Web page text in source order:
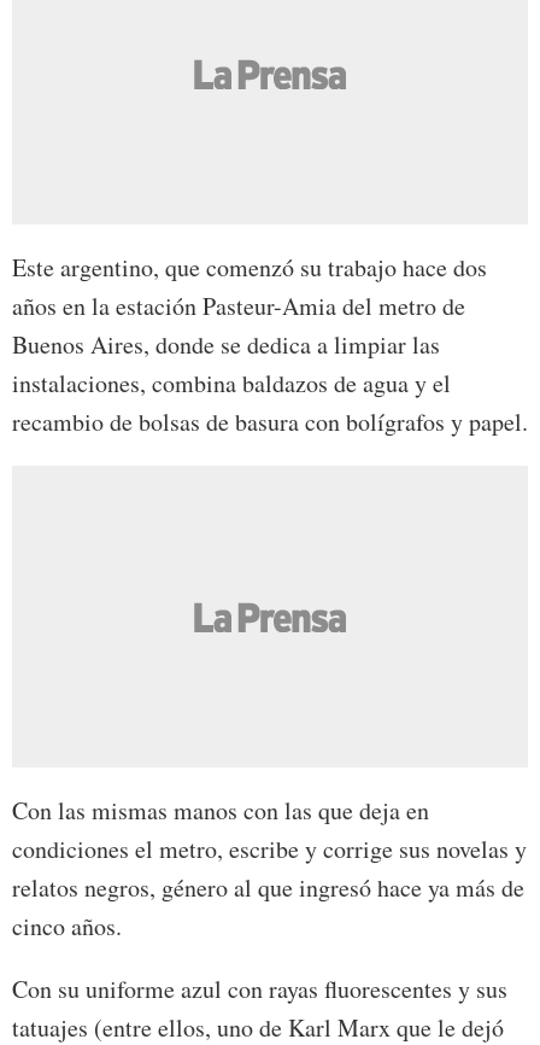
Este argentino, que comenzó su trabajo hace dos
años en la estación Pasteur-Amia del metro de
Buenos Aires, donde se dedica a limpiar las
instalaciones, combina baldazos de agua y el
recambio de bolsas de basura con bolígrafos y papel.
Con las mismas manos con las que deja en
condiciones el metro, escribe y corrige sus novelas y
relatos negros, género al que ingresó hace ya más de
cinco años.
Con su uniforme azul con rayas fluorescentes y sus
tatuajes (entre ellos, uno de Karl Marx que le dejó